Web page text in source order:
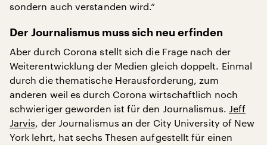
sondern auch verstanden wird.“
Der Journalismus muss sich neu erfinden
Aber durch Corona stellt sich die Frage nach der
Weiterentwicklung der Medien gleich doppelt. Einmal
durch die thematische Herausforderung, zum
anderen weil es durch Corona wirtschaftlich noch
schwieriger geworden ist für den Journalismus. Jeff
Jarvis, der Journalismus an der City University of New
York lehrt, hat sechs Thesen aufgestellt für einen